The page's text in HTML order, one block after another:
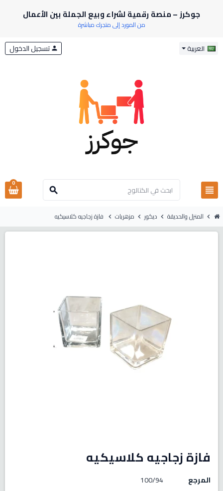
جوكرز – منصة رقمية لشراء وبيع الجملة بين الأعمال
من المورد إلى متجرك مباشرة
العربية
view_headline
search
person تسجيل الدخول
0
chevron_right المنزل والحديقة chevron_right ديكور chevron_right مزهريات chevron_right فازة زجاجيه كلاسيكيه
فازة زجاجيه كلاسيكيه
المرجع 100/94